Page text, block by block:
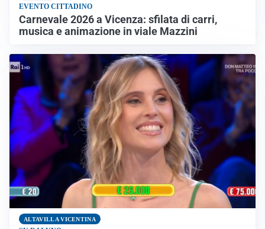
EVENTO CITTADINO
Carnevale 2026 a Vicenza: sfilata di carri,
musica e animazione in viale Mazzini
ALTAVILLA VICENTINA